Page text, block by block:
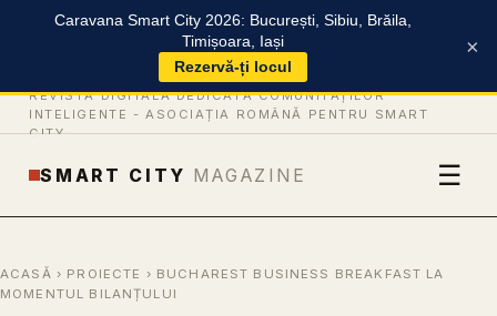
Caravana Smart City 2026: București, Sibiu, Brăila,
Timișoara, Iași
Rezervă-ți locul
×
REVISTĂ DIGITALĂ DEDICATĂ COMUNITĂȚILOR
INTELIGENTE - ASOCIAȚIA ROMÂNĂ PENTRU SMART
CITY
SMART CITY MAGAZINE ☰
ACASĂ › PROIECTE › BUCHAREST BUSINESS BREAKFAST LA
MOMENTUL BILANȚULUI